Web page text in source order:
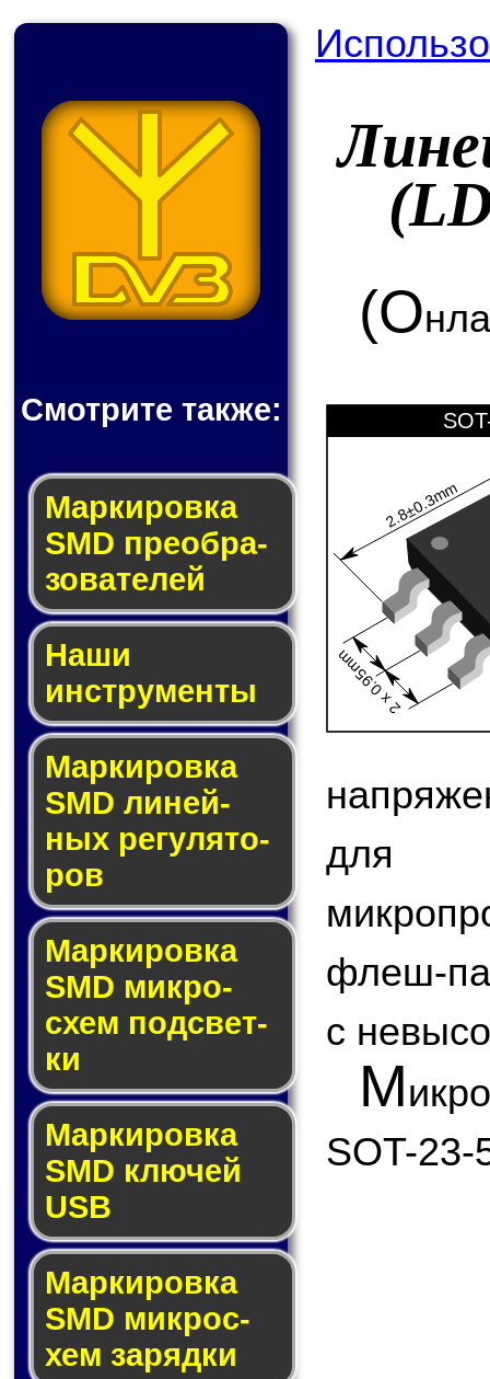
Смотрите также:
Мар­ки­ров­ка
SMD пре­об­ра­
зо­ва­те­лей
Наши
инструменты
Маркировка
SMD ли­ней­
ных ре­гу­ля­то­
ров
Маркировка
SMD мик­ро­
схем под­свет­
ки
Маркировка
SMD клю­чей
USB
Маркировка
SMD мик­рос­
хем за­ряд­ки
(О
2.8±0.3mm
2 x 0.95mm
для
флеш-
с
М
SOT-23-